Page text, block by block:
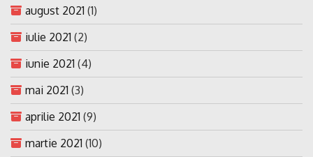
august 2021 (1)
iulie 2021 (2)
iunie 2021 (4)
mai 2021 (3)
aprilie 2021 (9)
martie 2021 (10)